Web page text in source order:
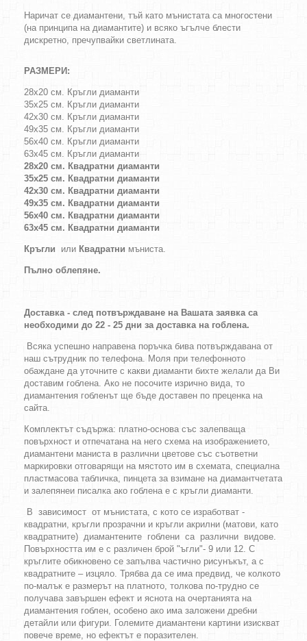
Наричат се диамантени, тъй като мънистата са многостени
(на принципа на диамантите) и всяко ъгълче блести
дискретно, пречупвайки светлината.
РАЗМЕРИ:
28х20 см. Кръгли диаманти
35х25 см. Кръгли диаманти
42х30 см. Кръгли диаманти
49х35 см. Кръгли диаманти
56х40 см. Кръгли диаманти
63х45 см. Кръгли диаманти
28х20 см. Квадратни диаманти
35х25 см. Квадратни диаманти
42х30 см. Квадратни диаманти
49х35 см. Квадратни диаманти
56х40 см. Квадратни диаманти
63х45 см. Квадратни диаманти
Кръгли или Квадратни мъниста.
Пълно облепяне.
Доставка - след потвърждаване на Вашата заявка са
необходими до 22 - 25 дни за доставка на гоблена.
Всяка успешно направена поръчка бива потвърждавана от
наш сътрудник по телефона. Моля при телефонното
обаждане да уточните с какви диаманти бихте желали да Ви
доставим гоблена. Ако не посочите изрично вида, то
диамантения гобленът ще бъде доставен по преценка на
сайта.
Комплектът съдържа: платно-основа със залепваща
повърхност и отпечатана на него схема на изображението,
диамантени маниста в различни цветове със съответни
маркировки отговарящи на мястото им в схемата, специална
пластмасова табличка, пинцета за взимане на диамантчетата
и залепянеи писалка ако гоблена е с кръгли диаманти.
В зависимост от мънистата, с кото се изработват -
квадратни, кръгли прозрачни и кръгли акрилни (матови, като
квадратните) диамантените гоблени са различни видове.
Повърхността им е с различен брой "ъгли"- 9 или 12. С
кръглите обикновено се запълва частично рисунъкът, а с
квадратните – изцяло. Трябва да се има предвид, че колкото
по-малък е размерът на платното, толкова по-трудно се
получава завършен ефект и яснота на очертанията на
диамантения гоблен, особено ако има заложени дребни
детайли или фигури. Големите диамантени картини изискват
повече време, но ефектът е поразителен.